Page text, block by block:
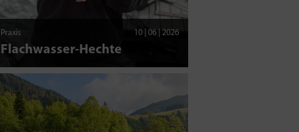
Praxis 10 | 06 | 2026
Flachwasser-Hechte